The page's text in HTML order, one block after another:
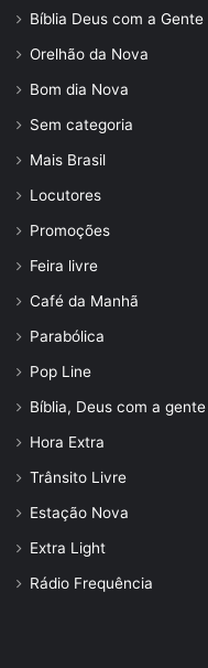
Bíblia Deus com a Gente
Orelhão da Nova
Bom dia Nova
Sem categoria
Mais Brasil
Locutores
Promoções
Feira livre
Café da Manhã
Parabólica
Pop Line
Bíblia, Deus com a gente
Hora Extra
Trânsito Livre
Estação Nova
Extra Light
Rádio Frequência